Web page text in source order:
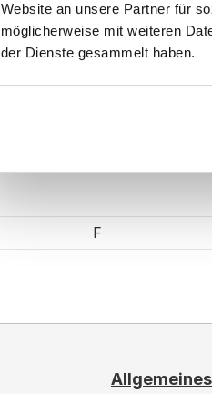
Website an unsere Partner für
möglicherweise mit weiteren
der Dienste gesammelt haben.
BMCROSS64
Zubehör
F
Allgemeines